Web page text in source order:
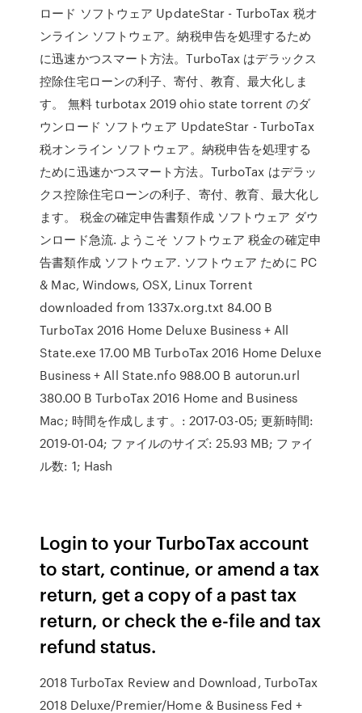
ロード ソフトウェア UpdateStar - TurboTax 税オ
ンライン ソフトウェア。納税申告を処理するため
に迅速かつスマート方法。TurboTax はデラックス
控除住宅ローンの利子、寄付、教育、最大化しま
す。 無料 turbotax 2019 ohio state torrent のダ
ウンロード ソフトウェア UpdateStar - TurboTax
税オンライン ソフトウェア。納税申告を処理する
ために迅速かつスマート方法。TurboTax はデラッ
クス控除住宅ローンの利子、寄付、教育、最大化し
ます。 税金の確定申告書類作成 ソフトウェア ダウ
ンロード急流. ようこそ ソフトウェア 税金の確定申
告書類作成 ソフトウェア. ソフトウェア ために PC
& Mac, Windows, OSX, Linux Torrent
downloaded from 1337x.org.txt 84.00 B
TurboTax 2016 Home Deluxe Business + All
State.exe 17.00 MB TurboTax 2016 Home Deluxe
Business + All State.nfo 988.00 B autorun.url
380.00 B TurboTax 2016 Home and Business
Mac; 時間を作成します。: 2017-03-05; 更新時間:
2019-01-04; ファイルのサイズ: 25.93 MB; ファイ
ル数: 1; Hash
Login to your TurboTax account
to start, continue, or amend a tax
return, get a copy of a past tax
return, or check the e-file and tax
refund status.
2018 TurboTax Review and Download, TurboTax
2018 Deluxe/Premier/Home & Business Fed +